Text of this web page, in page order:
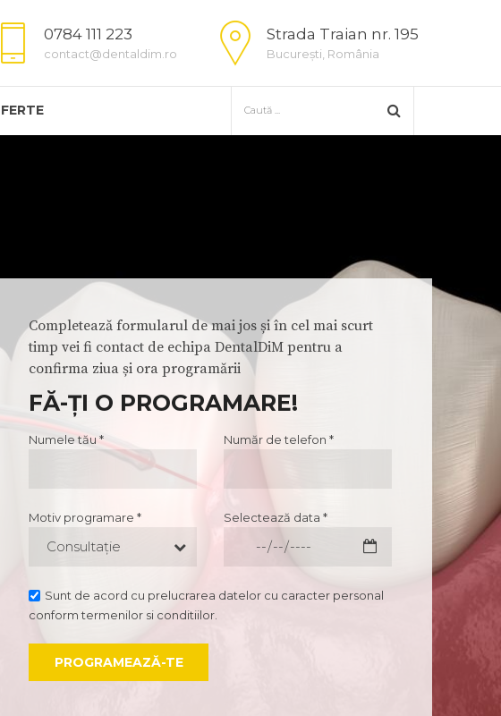
0784 111 223
contact@dentaldim.ro
Strada Traian nr. 195
București, România
Completează formularul de mai jos și în cel mai scurt
timp vei fi contact de echipa DentalDiM pentru a
confirma ziua și ora programării
FĂ-ȚI O PROGRAMARE!
Numele tău * Număr de telefon *
Motiv programare *
Consultație
Selectează data *
Sunt de acord cu prelucrarea datelor cu caracter personal
conform termenilor si conditiilor.